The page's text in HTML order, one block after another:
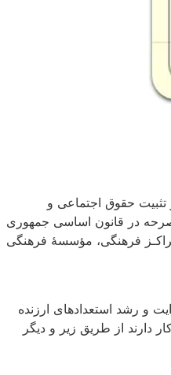
تثبیت حقوق اجتماعی و
در قانون اساسی جمهوری
فرهنگی، مؤسسهٔ فرهنگی
و رشد استعدادهای ارزنده
دارند از طریق زیر و دیگر